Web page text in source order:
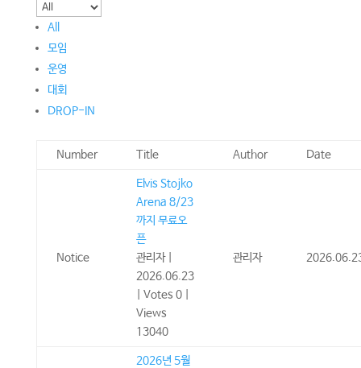
All
모임
운영
대회
DROP-IN
Number Title Author Date
Notice
Elvis Stojko
Arena 8/23
까지 무료오
픈
관리자
2026.06.23
Votes 0
Views
13040
관리자
2026년 5월